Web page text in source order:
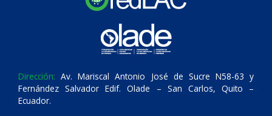
Dirección: Av. Mariscal Antonio José de Sucre N58-63 y
Fernández Salvador Edif. Olade – San Carlos, Quito –
Ecuador.